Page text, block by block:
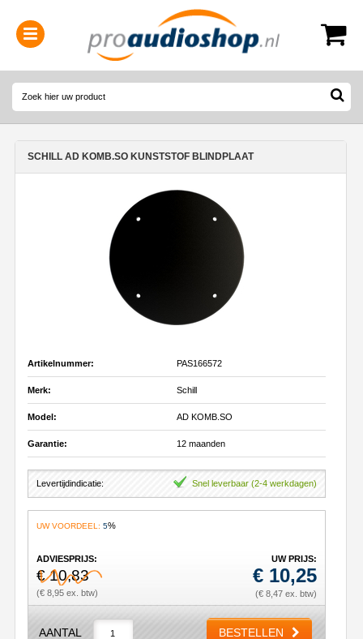
0314-364515
SCHILL AD KOMB.SO KUNSTSTOF BLINDPLAAT
Artikelnummer: PAS166572
Merk: Schill
Model: AD KOMB.SO
Garantie: 12 maanden
Levertijdindicatie: Snel leverbaar (2-4 werkdagen)
UW VOORDEEL: 5%
ADVIESPRIJS:
€ 10,83
(€ 8,95 ex. btw)
UW PRIJS:
€ 10,25
(€ 8,47 ex. btw)
AANTAL BESTELLEN